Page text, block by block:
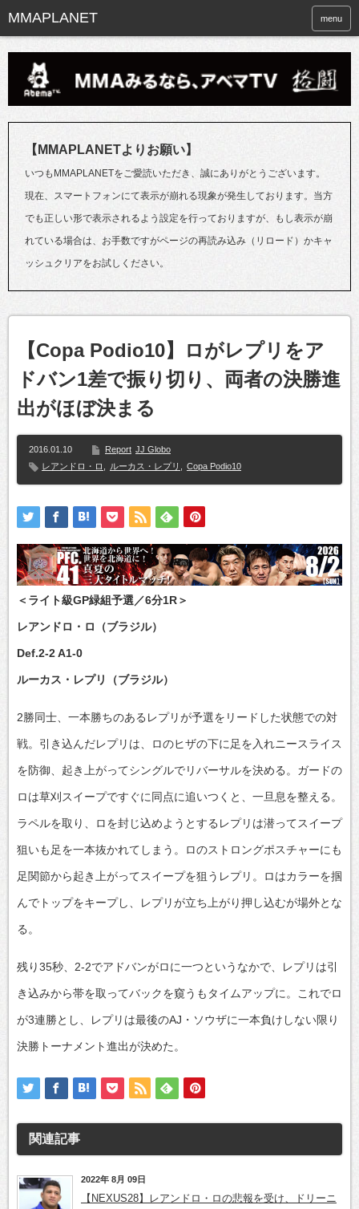
menu
【MMAPLANETよりお願い】
いつもMMAPLANETをご愛読いただき、誠にありがとうございます。
現在、スマートフォンにて表示が崩れる現象が発生しております。当方
でも正しい形で表示されるよう設定を行っておりますが、もし表示が崩
れている場合は、お手数ですがページの再読み込み（リロード）かキャ
ッシュクリアをお試しください。
【Copa Podio10】ロがレプリをア
ドバン1差で振り切り、両者の決勝進
出がほぼ決まる
2016.01.10 Report JJ Globo
レアンドロ・ロ
ルーカス・レプリ Copa Podio10
＜ライト級GP緑組予選／6分1R＞
レアンドロ・ロ（ブラジル）
Def.2-2 A1-0
ルーカス・レプリ（ブラジル）
2勝同士、一本勝ちのあるレプリが予選をリードした状態での対
戦。引き込んだレプリは、ロのヒザの下に足を入れニースライス
を防御、起き上がってシングルでリバーサルを決める。ガードの
ロは草刈スイープですぐに同点に追いつくと、一旦息を整える。
ラペルを取り、ロを封じ込めようとするレプリは潜ってスイープ
狙いも足を一本抜かれてしまう。ロのストロングポスチャーにも
足関節から起き上がってスイープを狙うレプリ。ロはカラーを掴
んでトップをキープし、レプリが立ち上がり押し込むが場外とな
る。
残り35秒、2-2でアドバンがロに一つというなかで、レプリは引
き込みから帯を取ってバックを窺うもタイムアップに。これでロ
が3連勝とし、レプリは最後のAJ・ソウザに一本負けしない限り
決勝トーナメント進出が決めた。
関連記事
2022年 8月 09日
【NEXUS28】レアンドロ・ロの悲報を受け、ドリーニ